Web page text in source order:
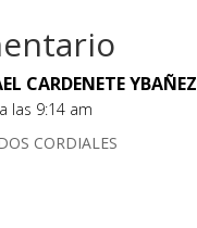
CARDENETE YBAÑEZ
las 9:14 am
CORDIALES